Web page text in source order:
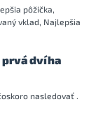
pôžička,
vklad, Najlepšia
prvá dvíha
nasledovať .